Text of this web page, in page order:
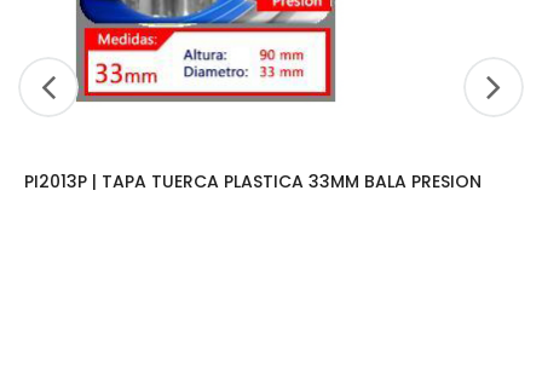
PI2013P | TAPA TUERCA PLASTICA 33MM BALA PRESION